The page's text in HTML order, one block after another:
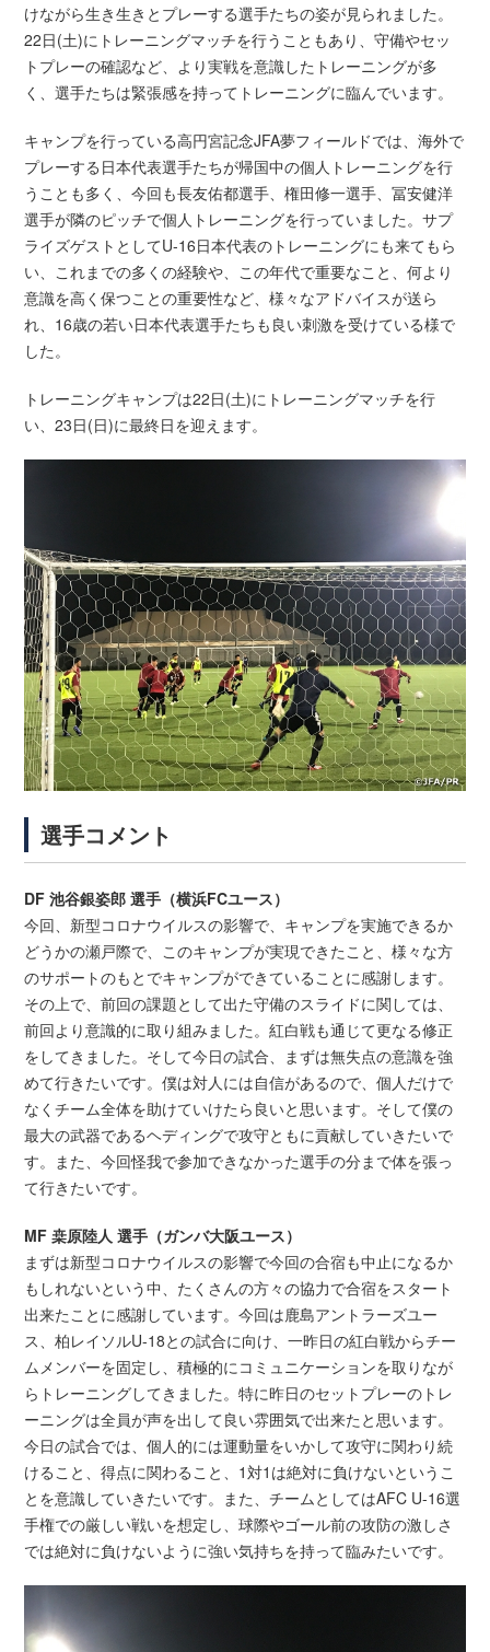
けながら生き生きとプレーする選手たちの姿が見られました。
22日(土)にトレーニングマッチを行うこともあり、守備やセッ
トプレーの確認など、より実戦を意識したトレーニングが多
く、選手たちは緊張感を持ってトレーニングに臨んでいます。
キャンプを行っている高円宮記念JFA夢フィールドでは、海外で
プレーする日本代表選手たちが帰国中の個人トレーニングを行
うことも多く、今回も長友佑都選手、権田修一選手、冨安健洋
選手が隣のピッチで個人トレーニングを行っていました。サプ
ライズゲストとしてU-16日本代表のトレーニングにも来てもら
い、これまでの多くの経験や、この年代で重要なこと、何より
意識を高く保つことの重要性など、様々なアドバイスが送ら
れ、16歳の若い日本代表選手たちも良い刺激を受けている様で
した。
トレーニングキャンプは22日(土)にトレーニングマッチを行
い、23日(日)に最終日を迎えます。
選手コメント
DF 池谷銀姿郎 選手（横浜FCユース）
今回、新型コロナウイルスの影響で、キャンプを実施できるか
どうかの瀬戸際で、このキャンプが実現できたこと、様々な方
のサポートのもとでキャンプができていることに感謝します。
その上で、前回の課題として出た守備のスライドに関しては、
前回より意識的に取り組みました。紅白戦も通じて更なる修正
をしてきました。そして今日の試合、まずは無失点の意識を強
めて行きたいです。僕は対人には自信があるので、個人だけで
なくチーム全体を助けていけたら良いと思います。そして僕の
最大の武器であるヘディングで攻守ともに貢献していきたいで
す。また、今回怪我で参加できなかった選手の分まで体を張っ
て行きたいです。
MF 桒原陸人 選手（ガンバ大阪ユース）
まずは新型コロナウイルスの影響で今回の合宿も中止になるか
もしれないという中、たくさんの方々の協力で合宿をスタート
出来たことに感謝しています。今回は鹿島アントラーズユー
ス、柏レイソルU-18との試合に向け、一昨日の紅白戦からチー
ムメンバーを固定し、積極的にコミュニケーションを取りなが
らトレーニングしてきました。特に昨日のセットプレーのトレ
ーニングは全員が声を出して良い雰囲気で出来たと思います。
今日の試合では、個人的には運動量をいかして攻守に関わり続
けること、得点に関わること、1対1は絶対に負けないというこ
とを意識していきたいです。また、チームとしてはAFC U-16選
手権での厳しい戦いを想定し、球際やゴール前の攻防の激しさ
では絶対に負けないように強い気持ちを持って臨みたいです。